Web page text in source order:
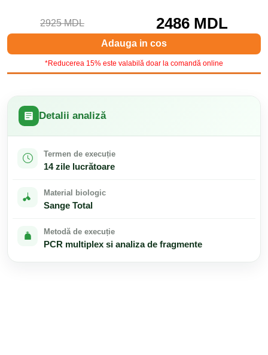
2925 MDL 2486 MDL
Adauga in cos
*Reducerea 15% este valabilă doar la comandă online
Detalii analiză
Termen de execuție
14 zile lucrătoare
Material biologic
Sange Total
Metodă de execuție
PCR multiplex si analiza de fragmente